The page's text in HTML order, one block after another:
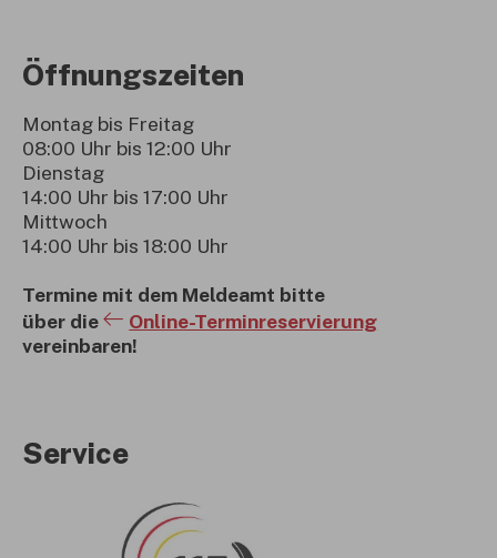
Öffnungszeiten
Montag bis Freitag
08:00 Uhr bis 12:00 Uhr
Dienstag
14:00 Uhr bis 17:00 Uhr
Mittwoch
14:00 Uhr bis 18:00 Uhr
Termine mit dem Meldeamt bitte
über die
Online-Terminreservierung
vereinbaren!
Service